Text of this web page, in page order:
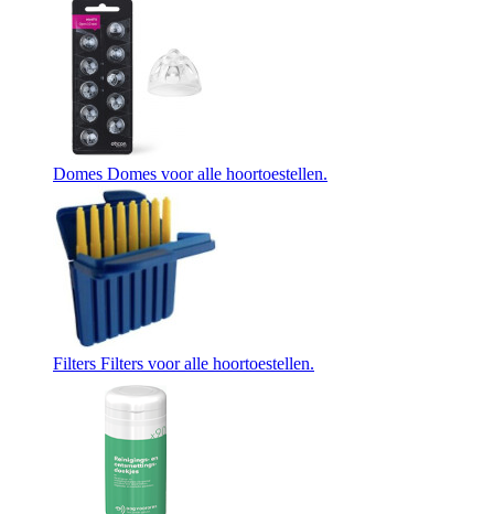
Domes Domes voor alle hoortoestellen.
Filters Filters voor alle hoortoestellen.